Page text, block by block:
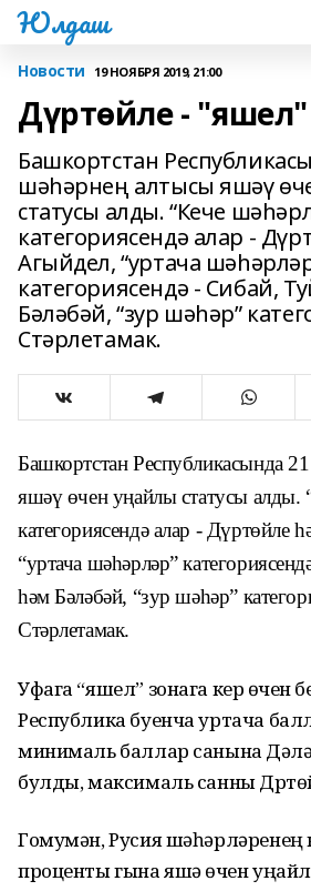
Юлдаш
Новости 19 НОЯБРЯ 2019, 21:00
Дүртөйле -
Башкортстан
шәһәрнең алты­сы яшәү
статусы алды. “Кече
категориясендә алар -
Агыйдел, “уртача
категориясендә - Сибай,
Бәләбәй, “зур шәһәр”
Стәрлетамак.
Башкортстан Республикасында
яшәү өчен уңайлы статусы алды.
категориясендә алар - Дүртөйле
“уртача шәһәрләр”
һәм Бәләбәй, “зур шәһәр”
Стәрлетамак.
Уфага “яшел” зонага керү өчен
Ре­спублика буенча уртача
минималь баллар санына
булды, максималь санны
Гомумән, Русия шәһәрләренең
проценты гына яшәү өчен